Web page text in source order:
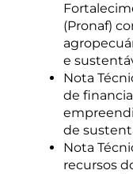
(Pronaf)
e
Nota
de
de
Nota
recursos